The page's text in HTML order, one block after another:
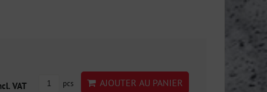
VAT pcs AJOUTER AU PANIER